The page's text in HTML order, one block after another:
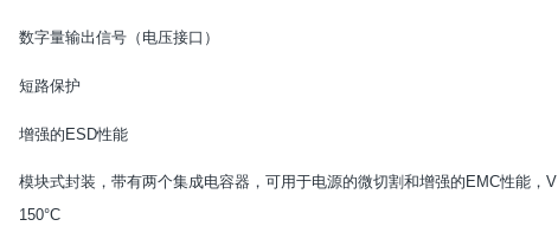
数字量输出信号（电压接口）
短路保护
增强的ESD性能
模块式封装，带有两个集成电容器，可用于电源的微切割和增强的EMC性能，V
150°C